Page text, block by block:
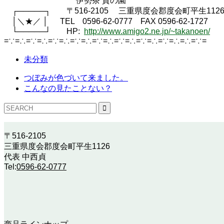
┌─────┐ 〒516-2105 三重県度会郡度会町平生1126
│＼★／ │ TEL 0596-62-0777 FAX 0596-62-1727
└─────┘ HP:
http://www.amigo2.ne.jp/~takanoen/
=∵=∴=∵=∴=∵=∴=∵=∴=∵=∴=∵=∴=∵=∴=∵=∴=∴=∵=
未分類
つぼみが色づいて来ました。
こんなの見たことない？
〒516-2105
三重県度会郡度会町平生1126
代表 中西貞
Tel:0596-62-0777